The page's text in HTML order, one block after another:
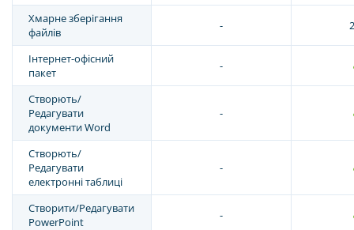
Хмарне зберігання
файлів
-
Інтернет-офісний
пакет
-
Створють/
Редагувати
документи Word
-
Створють/
Редагувати
електронні таблиці
-
Створити/Редагувати
PowerPoint
-